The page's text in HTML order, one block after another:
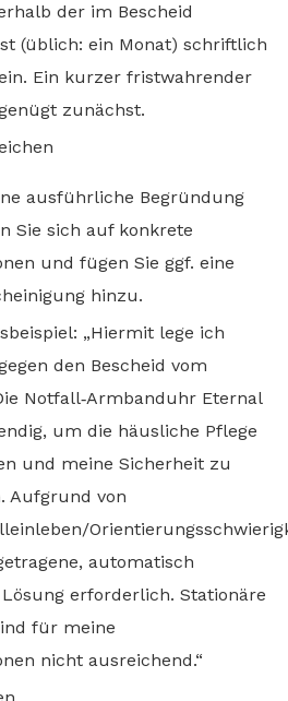
der im Bescheid
(üblich: ein Monat) schriftlich
Ein kurzer fristwahrender
zunächst.
ausführliche Begründung
Sie sich auf konkrete
und fügen Sie ggf. eine
hinzu.
„Hiermit lege ich
den Bescheid vom
Notfall‑Armbanduhr Eternal
um die häusliche Pflege
und meine Sicherheit zu
Aufgrund von
automatisch
erforderlich. Stationäre
für meine
nicht ausreichend.“